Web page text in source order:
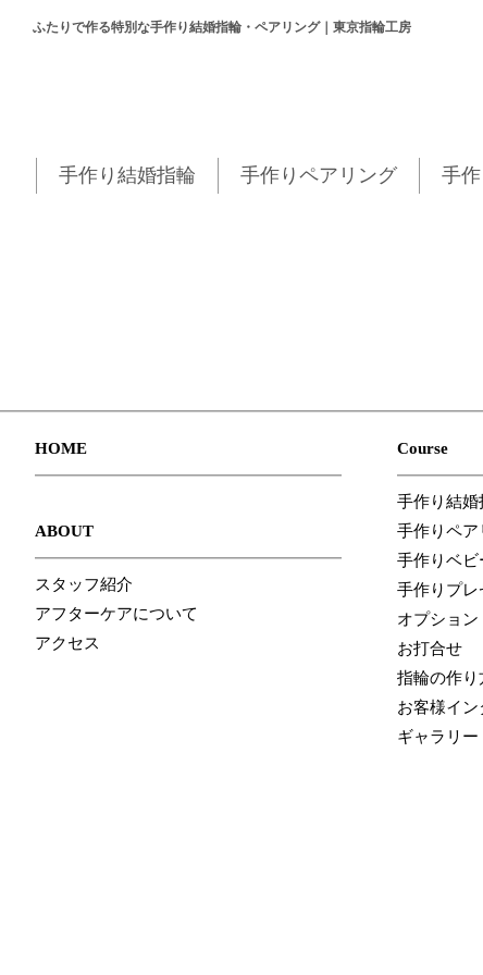
ふたりで作る特別な手作り結婚指輪・ペアリング｜東京指輪工房
手作り結婚指輪 手作りペアリング 手
HOME
ABOUT
スタッフ紹介
アフターケアについて
アクセス
Course
手作り結婚
手作りペア
手作りベビ
手作りプレ
オプション
お打合せ
指輪の作り
お客様イン
ギャラリー